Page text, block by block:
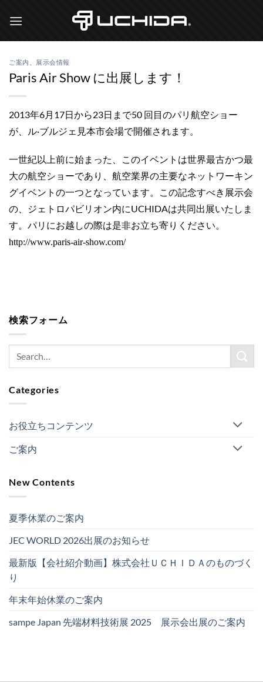
ご案内 展示会情報
Paris Air Show に出展します！
2013年6月17日から23日まで50 回目のパリ航空ショー
が、ル·ブルジェ見本市会場で開催されます。
一世紀以上前に始まった、このイベントは世界最古かつ最
大の航空ショーであり、航空業界の主要なネットワーキン
グイベントの一つとなっています。この記念すべき展示会
の、ジェトロパビリオン内にUCHIDAは共同出展いたしま
す。パリにお越しの際は是非お立ち寄りください。
http://www.paris-air-show.com/
検索フォーム
Categories
お役立ちコンテンツ
ご案内
New Contents
夏季休業のご案内
JEC WORLD 2026出展のお知らせ
最新版【会社紹介動画】株式会社ＵＣＨＩＤＡのものづく
り
年末年始休業のご案内
sampe Japan 先端材料技術展 2025 展示会出展のご案内